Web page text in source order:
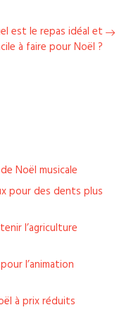
est le repas idéal et
à faire pour Noël ?
Noël musicale
pour des dents plus
l’agriculture
l’animation
à prix réduits